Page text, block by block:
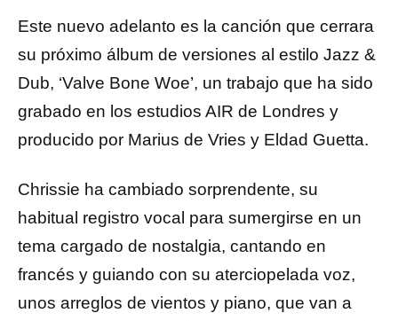
Este nuevo adelanto es la canción que cerrara
su próximo álbum de versiones al estilo Jazz &
Dub, ‘Valve Bone Woe’, un trabajo que ha sido
grabado en los estudios AIR de Londres y
producido por Marius de Vries y Eldad Guetta.
Chrissie ha cambiado sorprendente, su
habitual registro vocal para sumergirse en un
tema cargado de nostalgia, cantando en
francés y guiando con su aterciopelada voz,
unos arreglos de vientos y piano, que van a